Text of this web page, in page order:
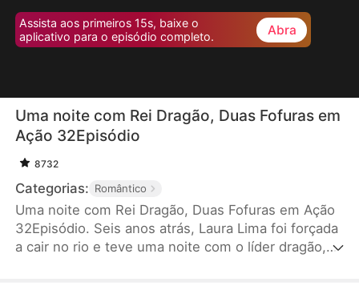
Assista aos primeiros 15s, baixe o
aplicativo para o episódio completo.
Abra
Uma noite com Rei Dragão, Duas Fofuras em
Ação 32Episódio
8732
Categorias: Romântico
Uma noite com Rei Dragão, Duas Fofuras em Ação
32Episódio. Seis anos atrás, Laura Lima foi forçada
a cair no rio e teve uma noite com o líder dragão,